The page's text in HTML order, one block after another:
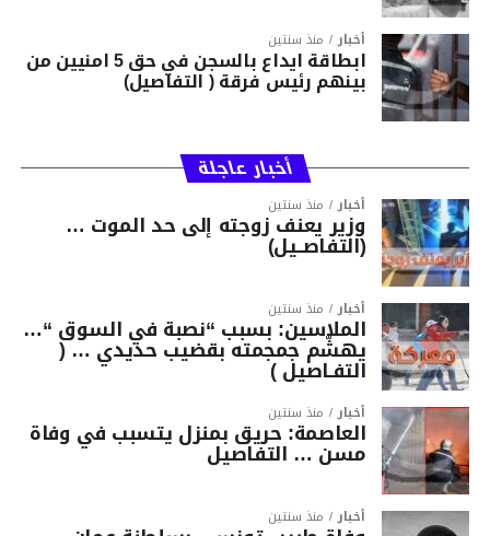
أخبار منذ سنتين
ابطاقة ايداع بالسجن في حق 5 امنيين من
بينهم رئيس فرقة ( التفاصيل)
أخبار عاجلة
أخبار منذ سنتين
وزير يعنف زوجته إلى حد الموت …
(التفاصــيل)
أخبار منذ سنتين
الملاسين: بسبب “نصبة في السوق “…
يهشّم جمجمته بقضيب حديدي … (
التفـاصيل )
أخبار منذ سنتين
العاصمة: حريق بمنزل يتسبب في وفاة
مسن … التفاصيل
أخبار منذ سنتين